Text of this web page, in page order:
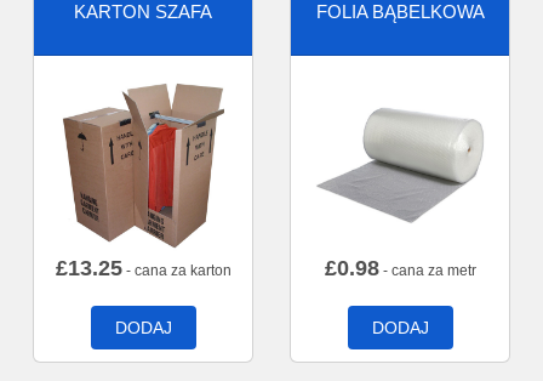
KARTON SZAFA
£13.25- cana za karton
DODAJ
FOLIA BĄBELKOWA
£0.98- cana za metr
DODAJ